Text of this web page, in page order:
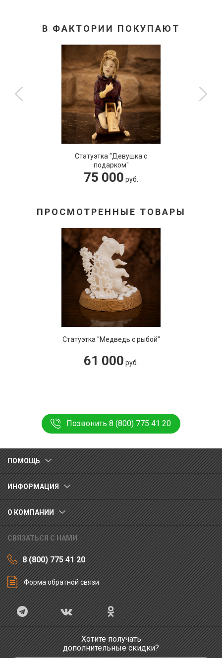
В ФАКТОРИИ ПОКУПАЮТ
Статуэтка "Девушка с
руб.
ПРОСМОТРЕННЫЕ ТОВАРЫ
Статуэтка "Медведь с рыбой"
61 000 руб.
Позвонить 8 (800) 775 41 20
ПОМОЩЬ
ИНФОРМАЦИЯ
О КОМПАНИИ
СВЯЗАТЬСЯ С НАМИ
8 (800) 775 41 20
Форма обратной связи
Хотите получать
дополнительные скидки?